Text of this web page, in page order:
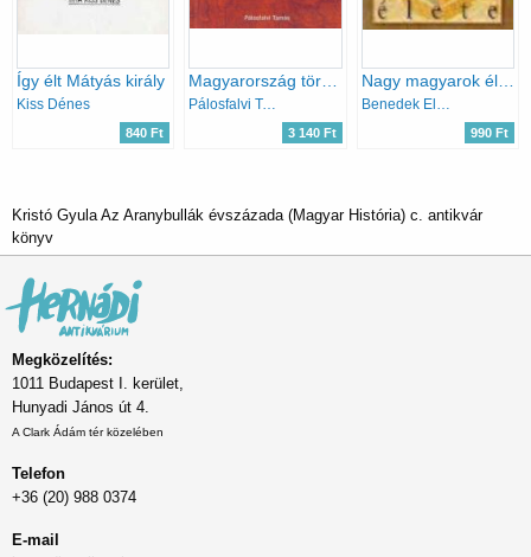
Így élt Mátyás király
Kiss Dénes
840 Ft
Magyarország története 7.- A Hunyadiak kora 1437-1490
Pálosfalvi Tamás
3 140 Ft
Nagy magyarok élete I.
Benedek Elek
990 Ft
Kristó Gyula Az Aranybullák évszázada (Magyar História) c. antikvár
könyv
Megközelítés:
1011 Budapest I. kerület,
Hunyadi János út 4.
A Clark Ádám tér közelében
Telefon
+36 (20) 988 0374
E-mail